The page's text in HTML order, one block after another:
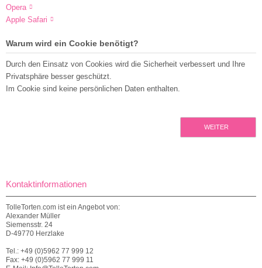
Opera
Apple Safari
Warum wird ein Cookie benötigt?
Durch den Einsatz von Cookies wird die Sicherheit verbessert und Ihre
Privatsphäre besser geschützt.
Im Cookie sind keine persönlichen Daten enthalten.
WEITER
Kontaktinformationen
TolleTorten.com ist ein Angebot von:
Alexander Müller
Siemensstr. 24
D-49770 Herzlake
Tel.: +49 (0)5962 77 999 12
Fax: +49 (0)5962 77 999 11